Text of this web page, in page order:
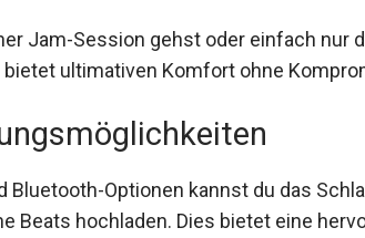
Jam-Session gehst oder einfach nur
bietet ultimativen Komfort ohne
Bluetooth-Optionen kannst du das
Beats hochladen. Dies bietet eine